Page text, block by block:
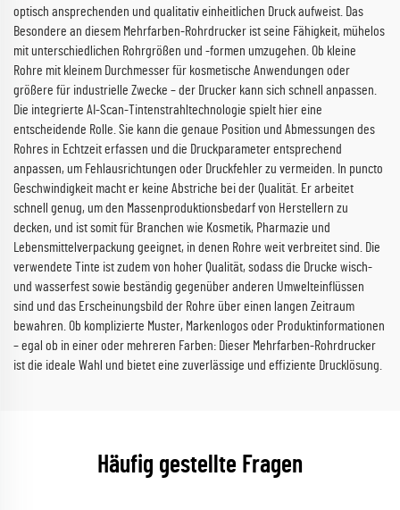
optisch ansprechenden und qualitativ einheitlichen Druck aufweist. Das
Besondere an diesem Mehrfarben-Rohrdrucker ist seine Fähigkeit, mühelos
mit unterschiedlichen Rohrgrößen und -formen umzugehen. Ob kleine
Rohre mit kleinem Durchmesser für kosmetische Anwendungen oder
größere für industrielle Zwecke – der Drucker kann sich schnell anpassen.
Die integrierte AI-Scan-Tintenstrahltechnologie spielt hier eine
entscheidende Rolle. Sie kann die genaue Position und Abmessungen des
Rohres in Echtzeit erfassen und die Druckparameter entsprechend
anpassen, um Fehlausrichtungen oder Druckfehler zu vermeiden. In puncto
Geschwindigkeit macht er keine Abstriche bei der Qualität. Er arbeitet
schnell genug, um den Massenproduktionsbedarf von Herstellern zu
decken, und ist somit für Branchen wie Kosmetik, Pharmazie und
Lebensmittelverpackung geeignet, in denen Rohre weit verbreitet sind. Die
verwendete Tinte ist zudem von hoher Qualität, sodass die Drucke wisch-
und wasserfest sowie beständig gegenüber anderen Umwelteinflüssen
sind und das Erscheinungsbild der Rohre über einen langen Zeitraum
bewahren. Ob komplizierte Muster, Markenlogos oder Produktinformationen
– egal ob in einer oder mehreren Farben: Dieser Mehrfarben-Rohrdrucker
ist die ideale Wahl und bietet eine zuverlässige und effiziente Drucklösung.
Häufig gestellte Fragen